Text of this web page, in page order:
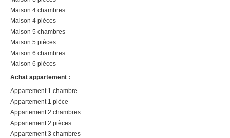
Maison 4 chambres
Maison 4 pièces
Maison 5 chambres
Maison 5 pièces
Maison 6 chambres
Maison 6 pièces
Achat appartement :
Appartement 1 chambre
Appartement 1 pièce
Appartement 2 chambres
Appartement 2 pièces
Appartement 3 chambres